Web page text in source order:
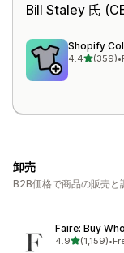
Bill Staley 氏
Shopify
4.45つ星中
(359)
合計レビュー•
卸売
B2B価格で商品の販売と
Faire: Buy
4.95つ星中
(1,159)
合計レビュー数
•